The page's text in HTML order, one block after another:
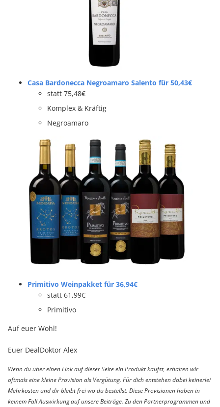
Casa Bardonecca Negroamaro Salento für 50,43€
statt 75,48€
Komplex & Kräftig
Negroamaro
Primitivo Weinpakket für 36,94€
statt 61,99€
Primitivo
Auf euer Wohl!
Euer DealDoktor Alex
Wenn du über einen Link auf dieser Seite ein Produkt kaufst, erhalten wir
oftmals eine kleine Provision als Vergütung. Für dich entstehen dabei keinerlei
Mehrkosten und dir bleibt frei wo du bestellst. Diese Provisionen haben in
keinem Fall Auswirkung auf unsere Beiträge. Zu den Partnerprogrammen und